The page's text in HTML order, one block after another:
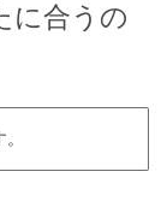
に合うの